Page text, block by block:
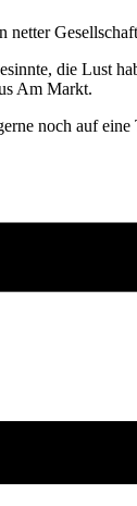
netter
die Lust
Am Markt.
noch auf